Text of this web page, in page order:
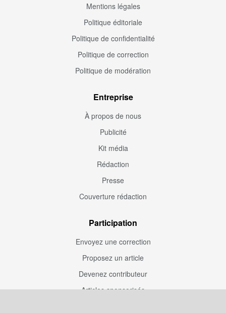
Mentions légales
Politique éditoriale
Politique de confidentialité
Politique de correction
Politique de modération
Entreprise
À propos de nous
Publicité
Kit média
Rédaction
Presse
Couverture rédaction
Participation
Envoyez une correction
Proposez un article
Devenez contributeur
Articles sponsorisés